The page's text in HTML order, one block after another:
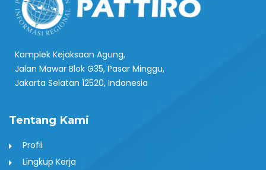
Komplek Kejaksaan Agung,
Jalan Mawar Blok G35, Pasar Minggu,
Jakarta Selatan 12520, Indonesia
Tentang Kami
Profil
Lingkup Kerja